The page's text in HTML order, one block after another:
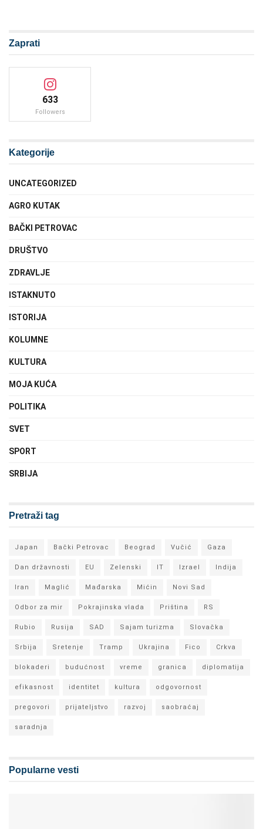
Zaprati
633
Followers
Kategorije
UNCATEGORIZED
AGRO KUTAK
BAČKI PETROVAC
DRUŠTVO
ZDRAVLJE
ISTAKNUTO
ISTORIJA
KOLUMNE
KULTURA
MOJA KUĆA
POLITIKA
SVET
SPORT
SRBIJA
Pretraži tag
Japan Bački Petrovac Beograd Vučić Gaza
Dan državnosti EU Zelenski IT Izrael Indija
Iran Maglić Mađarska Mićin Novi Sad
Odbor za mir Pokrajinska vlada Priština RS
Rubio Rusija SAD Sajam turizma Slovačka
Srbija Sretenje Tramp Ukrajina Fico Crkva
blokaderi budućnost vreme granica diplomatija
efikasnost identitet kultura odgovornost
pregovori prijateljstvo razvoj saobraćaj
saradnja
Popularne vesti